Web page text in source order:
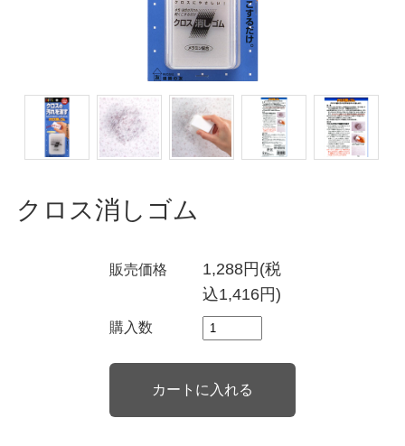
クロス消しゴム
販売価格
1,288円(税
込1,416円)
購入数